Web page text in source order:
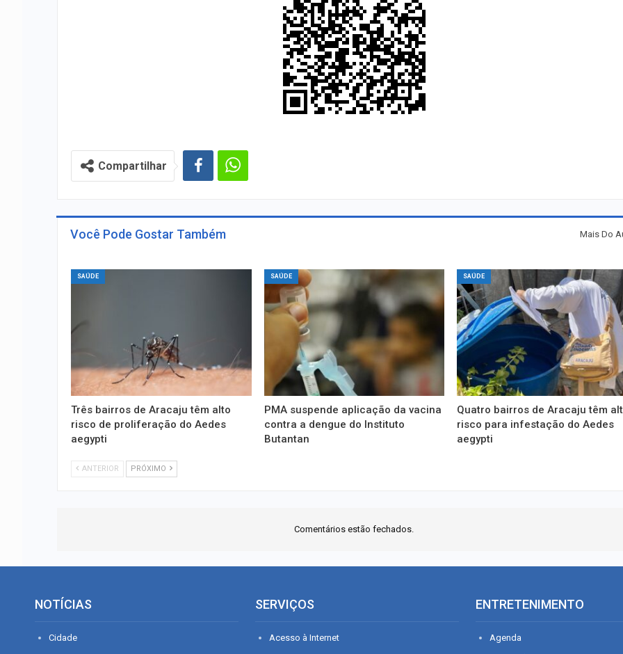
Compartilhar
Você Pode Gostar Também Mais Do
SAÚDE
Três bairros de Aracaju têm alto
risco de proliferação do Aedes
aegypti
SAÚDE
PMA suspende aplicação da vacina
contra a dengue do Instituto
Butantan
SAÚDE
Quatro bairros de Aracaju têm
risco para infestação do Aedes
aegypti
ANTERIOR PRÓXIMO
Comentários estão fechados.
NOTÍCIAS
Cidade
SERVIÇOS
Acesso à Internet
ENTRETENIMENTO
Agenda